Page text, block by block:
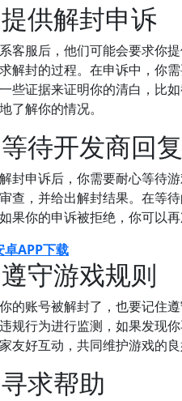
供解封申诉
客服后，他们可能会要求你
解封的过程。在申诉中，你
些证据来证明你的清白，比
了解你的情况。
待开发商回复
封申诉后，你需要耐心等待
查，并给出解封结果。在等
果你的申诉被拒绝，你可以
卓APP下载
守游戏规则
的账号被解封了，也要记住
规行为进行监测，如果发现
友好互动，共同维护游戏的良
求帮助